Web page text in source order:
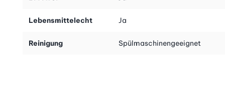
Lebensmittelecht Ja
Reinigung Spülmaschinengeeignet